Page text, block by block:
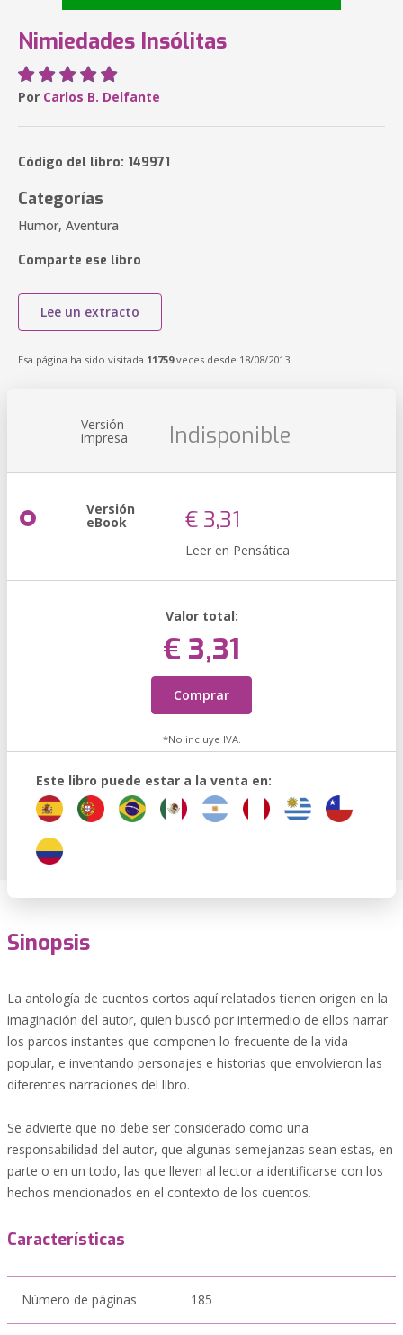
Nimiedades Insólitas
Por Carlos B. Delfante
Código del libro: 149971
Categorías
Humor, Aventura
Comparte ese libro
Lee un extracto
Esa página ha sido visitada 11759veces desde 18/08/2013
Versión
impresa Indisponible
Versión
eBook € 3,31
Leer en Pensática
Valor total:
€ 3,31
Comprar
*No incluye IVA.
Este libro puede estar a la venta en:
Sinopsis
La antología de cuentos cortos aquí relatados tienen origen en la
imaginación del autor, quien buscó por intermedio de ellos narrar
los parcos instantes que componen lo frecuente de la vida
popular, e inventando personajes e historias que envolvieron las
diferentes narraciones del libro.
Se advierte que no debe ser considerado como una
responsabilidad del autor, que algunas semejanzas sean estas, en
parte o en un todo, las que lleven al lector a identificarse con los
hechos mencionados en el contexto de los cuentos.
Características
Número de páginas 185